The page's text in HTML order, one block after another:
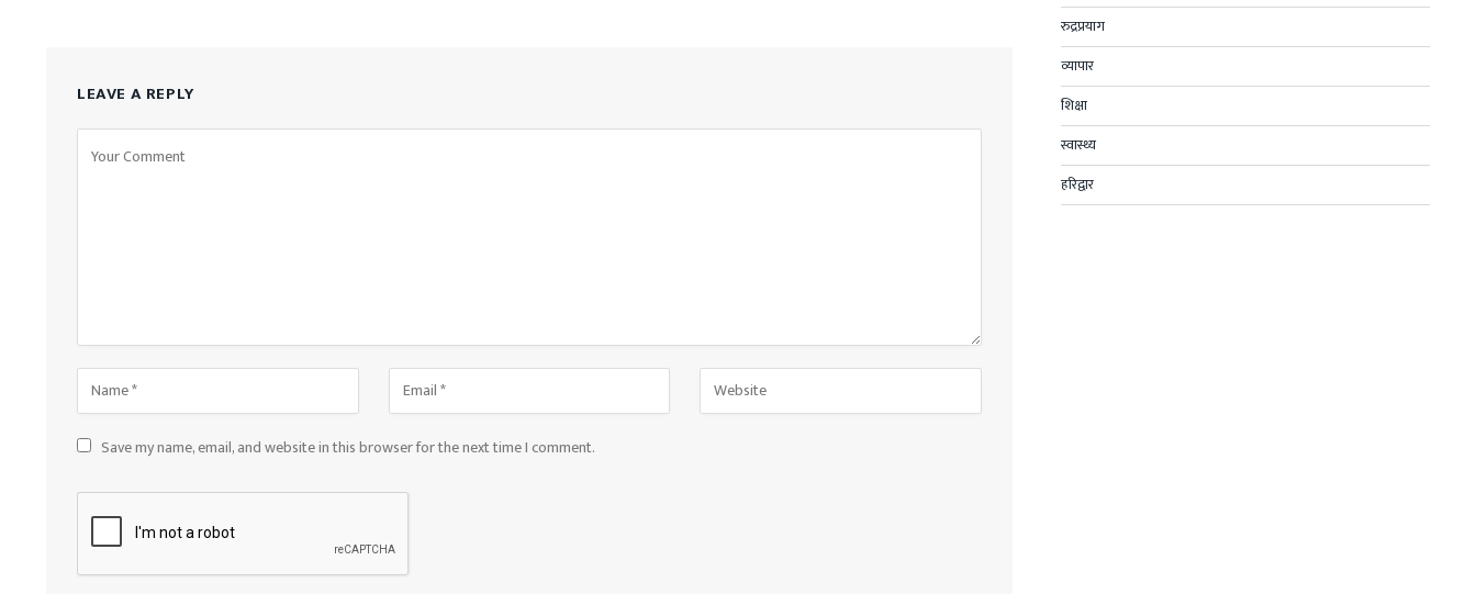
LEAVE A REPLY
Save my name, email, and website in this browser for the next time I comment.
रुद्रप्रयाग
व्यापार
शिक्षा
स्वास्थ्य
हरिद्वार